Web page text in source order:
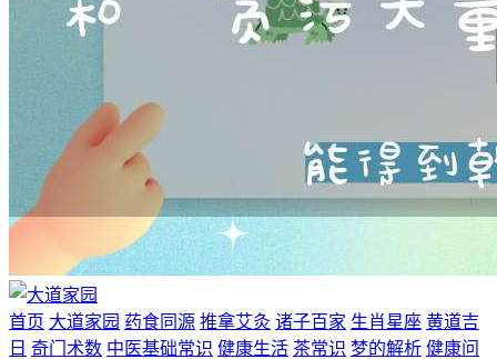
首页 大道家园 药食同源 推拿艾灸 诸子百家 生肖星座 黄道吉
日 奇门术数 中医基础常识 健康生活 茶常识 梦的解析 健康问